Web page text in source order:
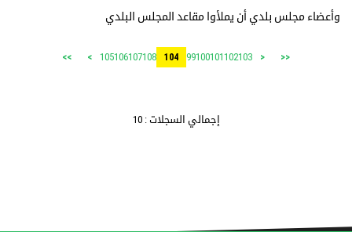
وأعضاء مجلس بلدي أن يملأوا مقاعد المجلس البلدي
<<
<
99100101102103
104
105106107108
>
>>
إجمالي السجلات : 10